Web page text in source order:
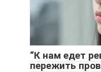
“К нам едет
пережить